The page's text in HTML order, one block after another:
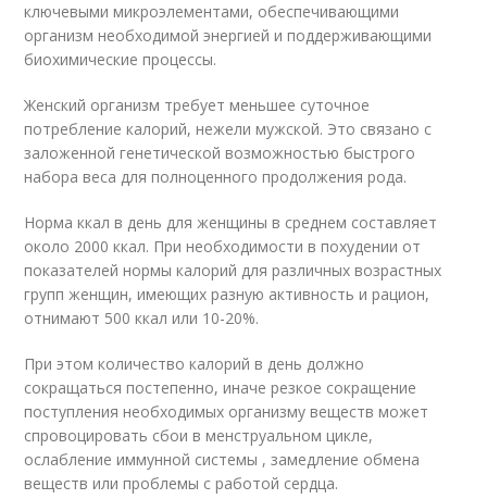
ключевыми микроэлементами, обеспечивающими
организм необходимой энергией и поддерживающими
биохимические процессы.
Женский организм требует меньшее суточное
потребление калорий, нежели мужской. Это связано с
заложенной генетической возможностью быстрого
набора веса для полноценного продолжения рода.
Норма ккал в день для женщины в среднем составляет
около 2000 ккал. При необходимости в похудении от
показателей нормы калорий для различных возрастных
групп женщин, имеющих разную активность и рацион,
отнимают 500 ккал или 10-20%.
При этом количество калорий в день должно
сокращаться постепенно, иначе резкое сокращение
поступления необходимых организму веществ может
спровоцировать сбои в менструальном цикле,
ослабление иммунной системы , замедление обмена
веществ или проблемы с работой сердца.